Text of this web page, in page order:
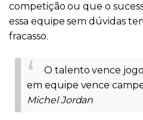
competição ou que o
essa equipe sem dúvidas
fracasso.
O talento vence
em equipe vence
Michel Jordan